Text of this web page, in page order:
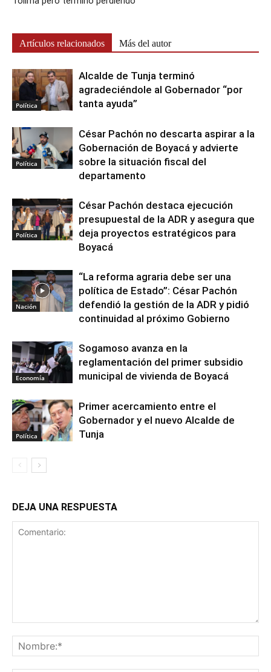
Artículos relacionados Más del autor
Política
Alcalde de Tunja terminó
agradeciéndole al Gobernador “por
tanta ayuda”
Política
César Pachón no descarta aspirar a la
Gobernación de Boyacá y advierte
sobre la situación fiscal del
departamento
Política
César Pachón destaca ejecución
presupuestal de la ADR y asegura que
deja proyectos estratégicos para
Boyacá
Nación
“La reforma agraria debe ser una
política de Estado”: César Pachón
defendió la gestión de la ADR y pidió
continuidad al próximo Gobierno
Economía
Sogamoso avanza en la
reglamentación del primer subsidio
municipal de vivienda de Boyacá
Política
Primer acercamiento entre el
Gobernador y el nuevo Alcalde de
Tunja
DEJA UNA RESPUESTA